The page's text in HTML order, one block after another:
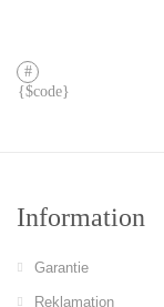
BEITRAG
Information
Garantie
Reklamation